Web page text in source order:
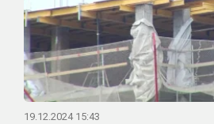
19.12.2024 15:43